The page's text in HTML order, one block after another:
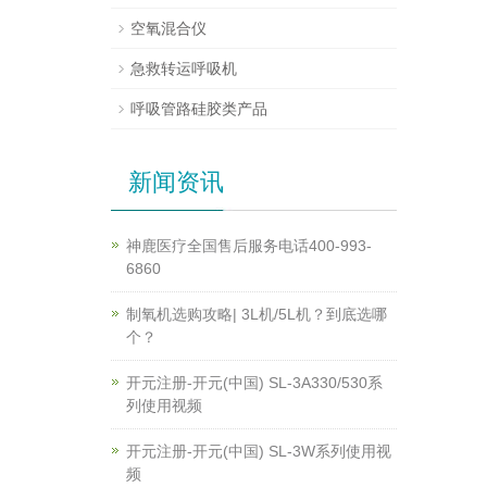
空氧混合仪
急救转运呼吸机
呼吸管路硅胶类产品
新闻资讯
神鹿医疗全国售后服务电话400-993-
6860
制氧机选购攻略| 3L机/5L机？到底选哪
个？
开元注册-开元(中国) SL-3A330/530系
列使用视频
开元注册-开元(中国) SL-3W系列使用视
频